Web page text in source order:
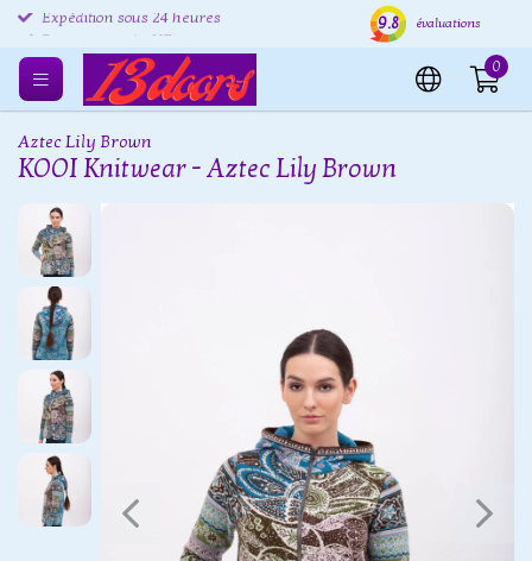
Expédition sous 24 heures Livraison gratuite UE
9.8 évaluations
0
Aztec Lily Brown
KOOI Knitwear - Aztec Lily Brown